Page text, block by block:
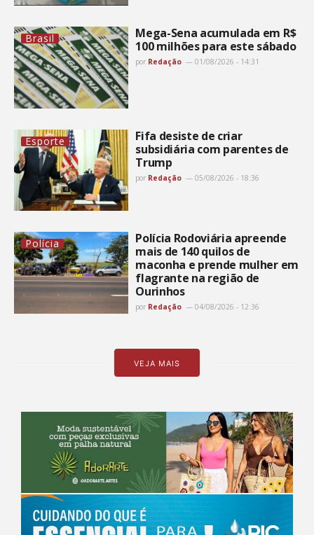
Brasil
Mega-Sena acumulada em R$
100 milhões para este sábado
por Redação 01/08/2026 - 14:31
Esporte
Fifa desiste de criar
subsidiária com parentes de
Trump
por Redação 05/08/2026 - 18:36
Polícia
Polícia Rodoviária apreende
mais de 140 quilos de
maconha e prende mulher em
flagrante na região de
Ourinhos
por Redação 04/08/2026 - 12:36
VEJA MAIS